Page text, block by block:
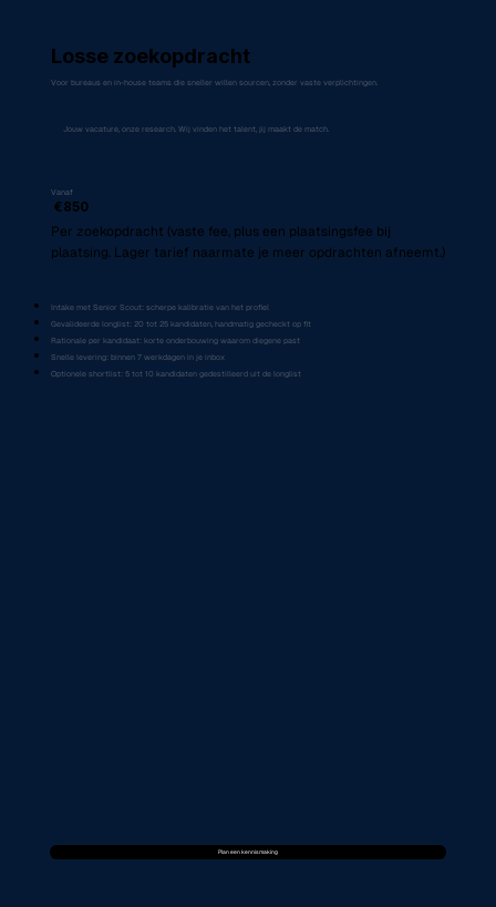
Plan een kennismaking
Losse zoekopdracht
Voor bureaus en in-house teams die sneller willen sourcen, zonder vaste verplichtingen.
Jouw vacature, onze research. Wij vinden het talent, jij maakt de match.
Vanaf
€850
Per zoekopdracht (vaste fee, plus een plaatsingsfee bij
plaatsing. Lager tarief naarmate je meer opdrachten afneemt.)
Intake met Senior Scout: scherpe kalibratie van het profiel
Gevalideerde longlist: 20 tot 25 kandidaten, handmatig gecheckt op fit
Rationale per kandidaat: korte onderbouwing waarom diegene past
Snelle levering: binnen 7 werkdagen in je inbox
Optionele shortlist: 5 tot 10 kandidaten gedestilleerd uit de longlist